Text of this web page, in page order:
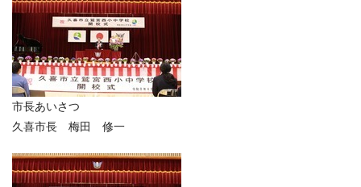
市長あいさつ
久喜市長 梅田 修一